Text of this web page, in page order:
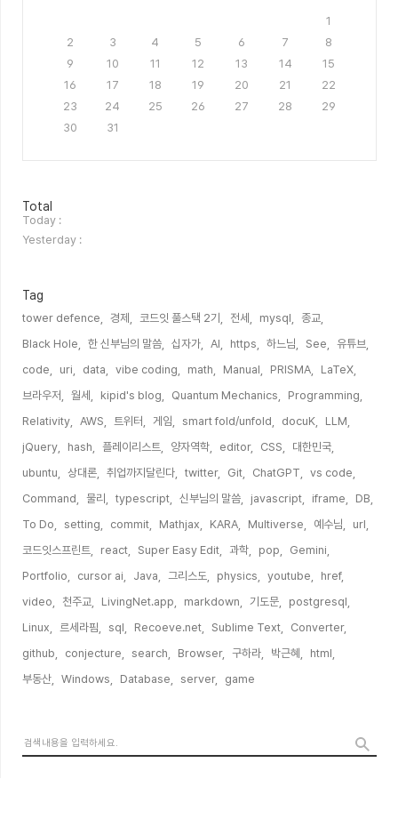
1
2
3 4 5 6 7
8
9
10 11 12 13 14
15
16
17 18 19 20 21
22
23
24 25 26 27 28
29
30
31
방
문
자
수
Total
Today :
Yesterday :
Tag
tower defence, 경제, 코드잇 풀스택 2기, 전세, mysql,
종교,
Black Hole,
한 신부님의 말씀, 십자가, AI, https, 하느님, See,
유튜브,
code,
uri, data, vibe coding, math, Manual, PRISMA,
LaTeX,
브라우저,
월세, kipid's blog, Quantum Mechanics,
Programming,
Relativity,
AWS, 트위터, 게임, smart fold/unfold, docuK,
LLM,
jQuery,
hash, 플레이리스트, 양자역학, editor, CSS,
대한민국,
ubuntu,
상대론, 취업까지달린다, twitter, Git, ChatGPT,
vs code,
Command,
물리, typescript, 신부님의 말씀, javascript, iframe,
DB,
To Do,
setting, commit, Mathjax, KARA, Multiverse, 예수님,
url,
코드잇스프린트,
react, Super Easy Edit, 과학, pop,
Gemini,
Portfolio,
cursor ai, Java, 그리스도, physics, youtube,
href,
video,
천주교, LivingNet.app, markdown, 기도문,
postgresql,
Linux,
르세라핌, sql, Recoeve.net, Sublime Text,
Converter,
github,
conjecture, search, Browser, 구하라, 박근혜,
html,
부동산,
Windows, Database, server, game,